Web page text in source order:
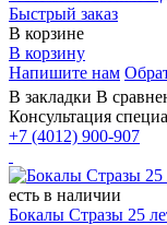
Быстрый заказ
В корзине
В корзину
Напишите нам
В закладки В
Консультация
+7 (4012) 900-907
есть в наличии
Бокалы Стразы 25